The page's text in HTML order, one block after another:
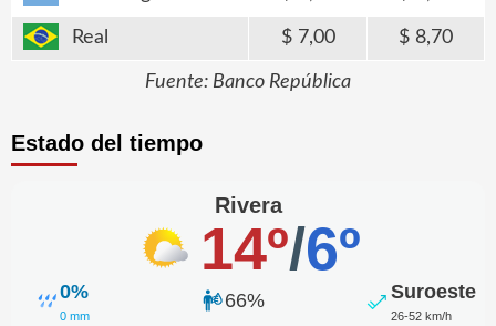
Real 7,00 8,70
Fuente: Banco República
Estado del tiempo
Rivera
14º/6º
0%
0 mm
66% Suroeste
26-52 km/h